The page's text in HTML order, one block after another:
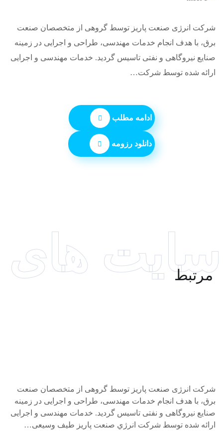
شرکت انرژی صنعت پاريز توسط گروهی از متخصصان صنعت
برق، با هدف انجام خدمات مهندسی، طراحی و اجرایی در زمينه‌
صنايع نيروگاهی و نفتی تاسيس گرديد. خدمات مهندسی و اجرایی
ارائه شده توسط شركت…
ادامه مطلب
دانلود رزومه
سایت های
مرتبط
شرکت انرژی صنعت پاريز توسط گروهی از متخصصان صنعت
برق، با هدف انجام خدمات مهندسی، طراحی و اجرایی در زمينه‌
صنايع نيروگاهی و نفتی تاسيس گرديد. خدمات مهندسی و اجرایی
ارائه شده توسط شركت انرژي صنعت پاريز طيف وسيعی…